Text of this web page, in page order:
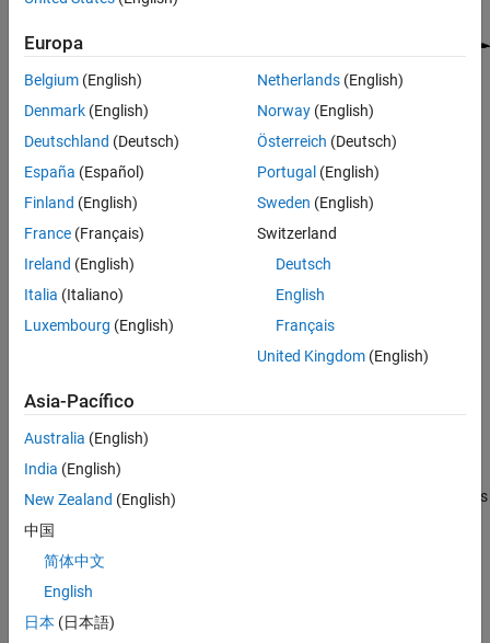
Procesamiento de imágenes mediante deep
Procesamiento de imágenes
hiperespectrales
Diseño y análisis de sistemas ópticos
Categorías
Transformaciones geométricas comunes
Realice transformaciones geométricas genéricas con el flujo de
trabajoimwarp
Registro de imagen
Alinee dos imágenes mediante técnicas de correlación de
intensidades, coincidencia de rasgos o correspondencia de puntos
Ejemplos destacados
Cambiar el tamaño de una imagen
Europa
Belgium (English)
Denmark (English)
Deutschland (Deutsch)
España (Español)
Finland (English)
France (Français)
Ireland (English)
Italia (Italiano)
Luxembourg (English)
Netherlands(English)
Norway(English)
Österreich (Deutsch)
Portugal (English)
Sweden (English)
Switzerland
Deutsch
English
Français
United Kingdom(English)
Asia-Pacífico
Australia (English)
India (English)
New Zealand (English)
中国
简体中文
English
日本 (日本語)